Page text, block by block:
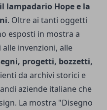
il lampadario Hope e la
. Oltre ai tanti oggetti
esposti in mostra a
invenzioni, alle
progetti, bozzetti,
da archivi storici e
aziende italiane che
La mostra "Disegno